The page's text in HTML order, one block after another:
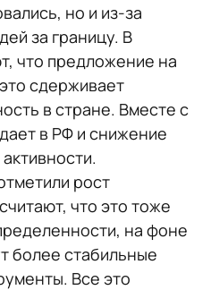
но и из-за
за границу. В
что предложение на
сдерживает
в стране. Вместе с
в РФ и снижение
рост
что это тоже
на фоне
более стабильные
Все это